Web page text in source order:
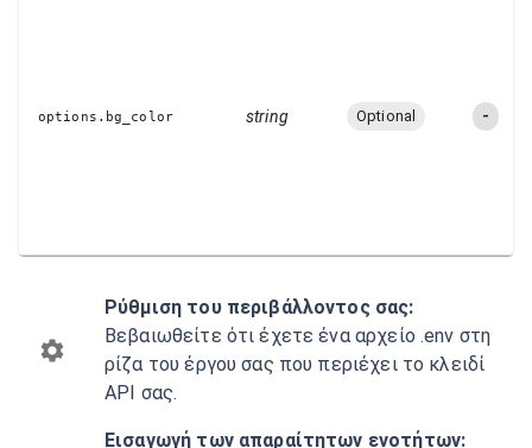
options.bg_color string Optional -
Ρύθμιση του περιβάλλοντος σας:
Βεβαιωθείτε ότι έχετε ένα αρχείο .env στη
ρίζα του έργου σας που περιέχει το κλειδί
API σας.
Εισαγωγή των απαραίτητων ενοτήτων: